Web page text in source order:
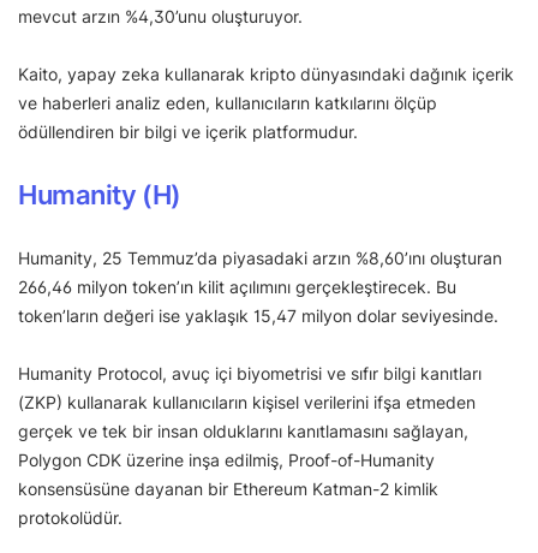
mevcut arzın %4,30’unu oluşturuyor.
Kaito, yapay zeka kullanarak kripto dünyasındaki dağınık içerik
ve haberleri analiz eden, kullanıcıların katkılarını ölçüp
ödüllendiren bir bilgi ve içerik platformudur.
Humanity (H)
Humanity, 25 Temmuz’da piyasadaki arzın %8,60’ını oluşturan
266,46 milyon token’ın kilit açılımını gerçekleştirecek. Bu
token’ların değeri ise yaklaşık 15,47 milyon dolar seviyesinde.
Humanity Protocol, avuç içi biyometrisi ve sıfır bilgi kanıtları
(ZKP) kullanarak kullanıcıların kişisel verilerini ifşa etmeden
gerçek ve tek bir insan olduklarını kanıtlamasını sağlayan,
Polygon CDK üzerine inşa edilmiş, Proof-of-Humanity
konsensüsüne dayanan bir Ethereum Katman-2 kimlik
protokolüdür.